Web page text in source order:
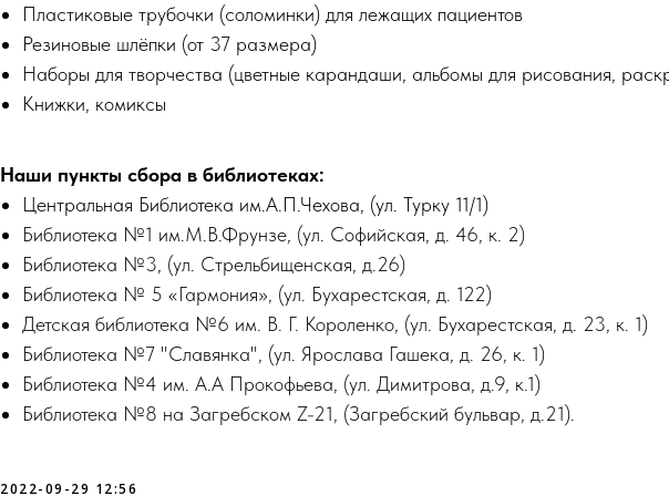
Пластиковые трубочки (соломинки) для лежащих пациентов
Резиновые шлёпки (от 37 размера)
Наборы для творчества (цветные карандаши, альбомы для рисования,
Книжки, комиксы
Наши пункты сбора в библиотеках:
Центральная Библиотека им.А.П.Чехова, (ул. Турку 11/1)
Библиотека №1 им.М.В.Фрунзе, (ул. Софийская, д. 46, к. 2)
Библиотека №3, (ул. Стрельбищенская, д.26)
Библиотека № 5 «Гармония», (ул. Бухарестская, д. 122)
Детская библиотека №6 им. В. Г. Короленко, (ул. Бухарестская, д. 23, к. 1)
Библиотека №7 "Славянка", (ул. Ярослава Гашека, д. 26, к. 1)
Библиотека №4 им. А.А Прокофьева, (ул. Димитрова, д.9, к.1)
Библиотека №8 на Загребском Z-21, (Загребский бульвар, д.21).
2022-09-29 12:56